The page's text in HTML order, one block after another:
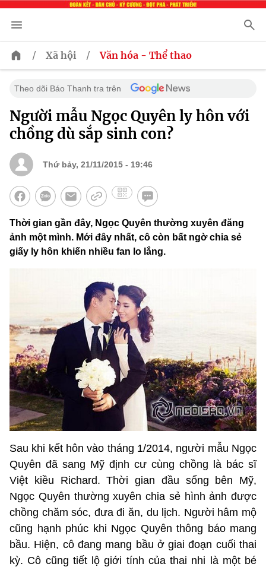
/ Xã hội / Văn hóa - Thể thao
Theo dõi Báo Thanh tra trên
Người mẫu Ngọc Quyên ly hôn với
chồng dù sắp sinh con?
Thứ bảy, 21/11/2015 - 19:46
Thời gian gần đây, Ngọc Quyên thường xuyên đăng
ảnh một mình. Mới đây nhất, cô còn bất ngờ chia sẻ
giấy ly hôn khiến nhiều fan lo lắng.
Sau khi kết hôn vào tháng 1/2014, người mẫu Ngọc
Quyên đã sang Mỹ định cư cùng chồng là bác sĩ
Việt kiều Richard. Thời gian đầu sống bên Mỹ,
Ngọc Quyên thường xuyên chia sẻ hình ảnh được
chồng chăm sóc, đưa đi ăn, du lịch. Người hâm mộ
cũng hạnh phúc khi Ngọc Quyên thông báo mang
bầu. Hiện, cô đang mang bầu ở giai đoạn cuối thai
kỳ. Cô cũng tiết lộ giới tính của thai nhi là một bé